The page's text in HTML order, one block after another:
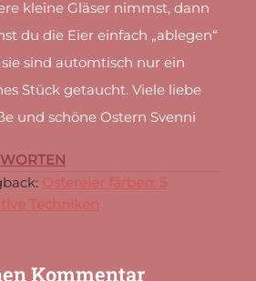
kleine Gläser nimmst, dann
du die Eier einfach „ablegen“
sind automtisch nur ein
Stück getaucht. Viele liebe
und schöne Ostern Svenni
Ostereier färben: 5
Techniken
Kommentar